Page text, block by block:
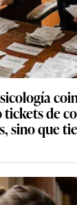
de
sino que